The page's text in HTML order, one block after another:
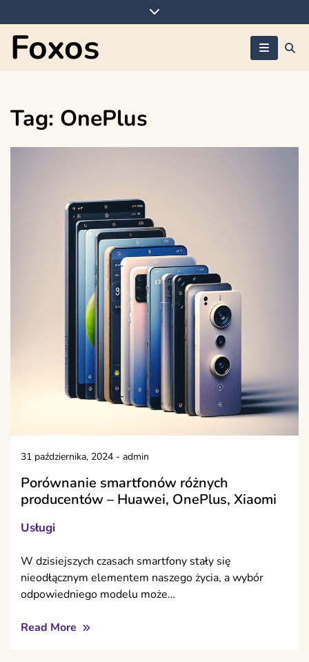
to
content
Foxos
Tag: OnePlus
31 października, 2024 - admin
Porównanie smartfonów różnych
producentów – Huawei, OnePlus, Xiaomi
Usługi
W dzisiejszych czasach smartfony stały się
nieodłącznym elementem naszego życia, a wybór
odpowiedniego modelu może…
Read More